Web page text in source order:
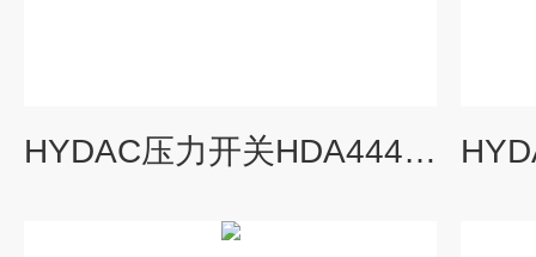
HYDAC压力开关HDA4445-B-060-000注意事项